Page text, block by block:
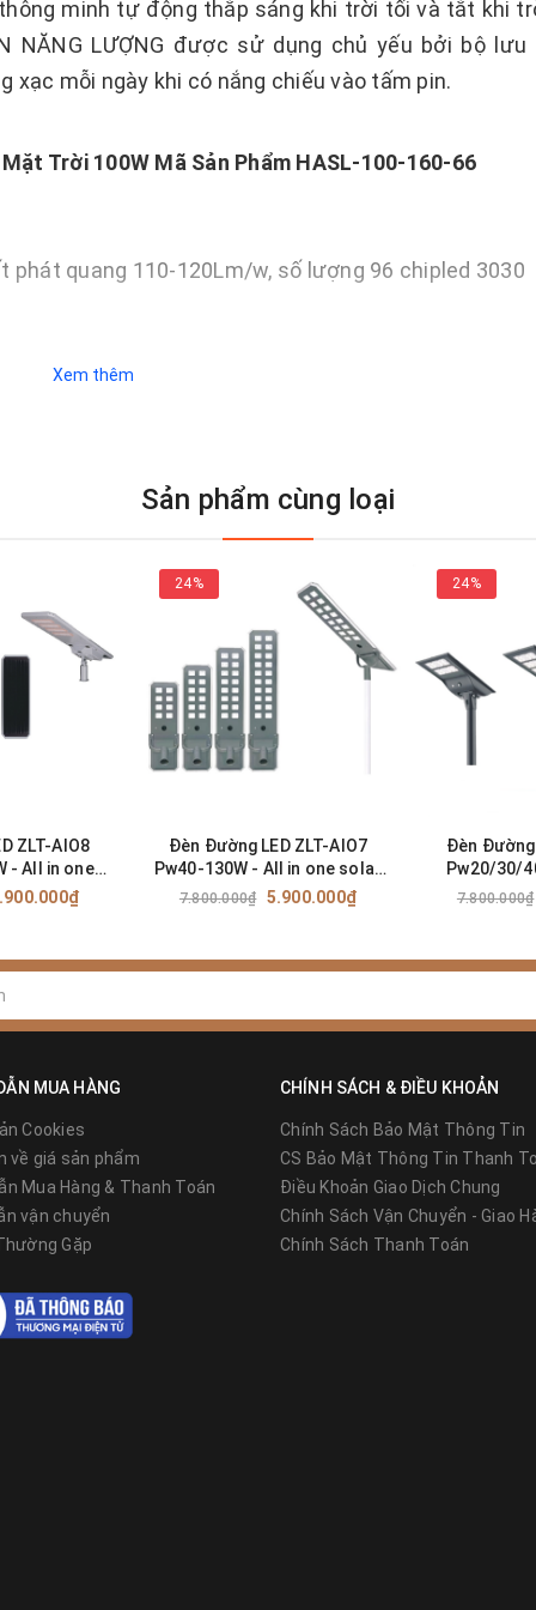
minh tự động thắp sáng khi trời tối và tắt khi
NĂNG LƯỢNG được sử dụng chủ yếu bởi bộ
mỗi ngày khi có nắng chiếu vào tấm pin.
Trời 100W Mã Sản Phẩm HASL-100-160-66
phát quang 110-120Lm/w, số lượng 96 chipled 3030
Xem thêm
Sản phẩm cùng loại
ZLT-AIO8
- All in one
ZALAA
24%
Đèn Đường LED ZLT-AIO7
Pw40-130W - All in one solar
street light ZALAA ODM/OEM
7.800.000₫ 5.900.000₫
24%
Đèn Đường
Pw20/30/
solar
7.800.000₫
MUA HÀNG
Cookies
về giá sản phẩm
Mua Hàng & Thanh Toán
vận chuyển
Gặp
CHÍNH SÁCH & ĐIỀU KHOẢN
Chính Sách Bảo Mật Thông Tin
CS Bảo Mật Thông Tin Thanh
Điều Khoản Giao Dịch Chung
Chính Sách Vận Chuyển - Giao
Chính Sách Thanh Toán